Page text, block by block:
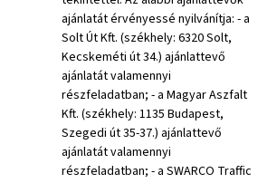
ajánlatát érvényessé nyilvánítja: - a
Solt Út Kft. (székhely: 6320 Solt,
Kecskeméti út 34.) ajánlattevő
ajánlatát valamennyi
részfeladatban; - a Magyar Aszfalt
Kft. (székhely: 1135 Budapest,
Szegedi út 35-37.) ajánlattevő
ajánlatát valamennyi
részfeladatban; - a SWARCO Traffic